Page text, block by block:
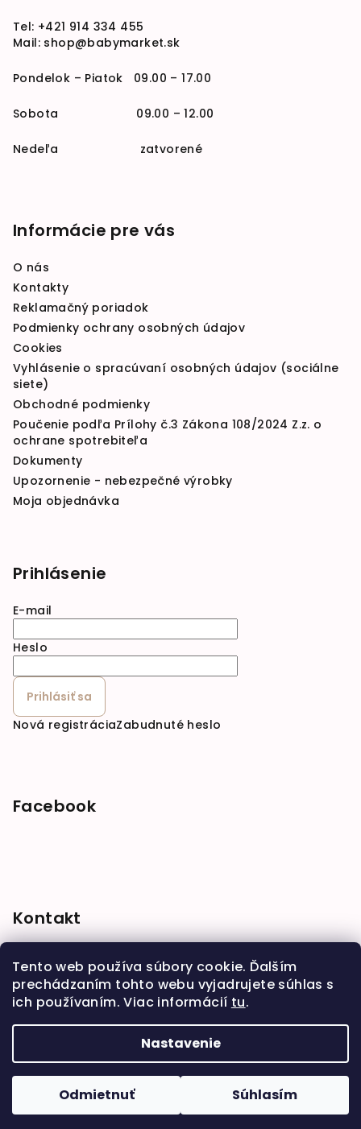
Tento web používa súbory cookie. Ďalším
prechádzaním tohto webu vyjadrujete súhlas s
ich používaním. Viac informácií tu.
Nastavenie
Odmietnuť Súhlasím
Tel: +421 914 334 455
Mail: shop@babymarket.sk
Pondelok – Piatok 09.00 – 17.00
Sobota 09.00 – 12.00
Nedeľa zatvorené
Informácie pre vás
O nás
Kontakty
Reklamačný poriadok
Podmienky ochrany osobných údajov
Cookies
Vyhlásenie o spracúvaní osobných údajov (sociálne
siete)
Obchodné podmienky
Poučenie podľa Prílohy č.3 Zákona 108/2024 Z.z. o
ochrane spotrebiteľa
Dokumenty
Upozornenie - nebezpečné výrobky
Moja objednávka
Prihlásenie
E-mail
Heslo
Prihlásiť sa
Nová registráciaZabudnuté heslo
Facebook
Kontakt
shop @babymarket.sk
+421 914 334 455
Upraviť nastavenie cookies
Vytvoril Shoptet